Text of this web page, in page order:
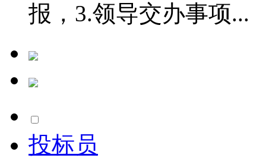
报，3.领导交办事项...
投标员